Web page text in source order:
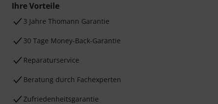
Ihre Vorteile
3 Jahre Thomann Garantie
30 Tage Money-Back-Garantie
Reparaturservice
Beratung durch Fachexperten
Zufriedenheitsgarantie